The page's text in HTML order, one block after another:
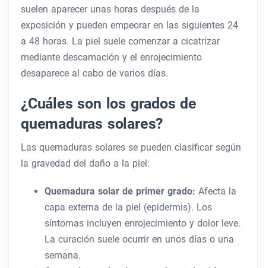
suelen aparecer unas horas después de la
exposición y pueden empeorar en las siguientes 24
a 48 horas. La piel suele comenzar a cicatrizar
mediante descamación y el enrojecimiento
desaparece al cabo de varios días.
¿Cuáles son los grados de
quemaduras solares?
Las quemaduras solares se pueden clasificar según
la gravedad del daño a la piel:
Quemadura solar de primer grado: Afecta la
capa externa de la piel (epidermis). Los
síntomas incluyen enrojecimiento y dolor leve.
La curación suele ocurrir en unos días o una
semana.